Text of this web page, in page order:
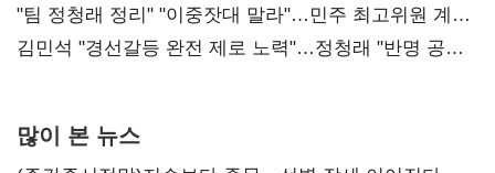
"팀 정청래 정리" "이중잣대 말라"…민주 최고위원 계파
다툼 격화
김민석 "경선갈등 완전 제로 노력"…정청래 "반명 공세
많이 본 뉴스